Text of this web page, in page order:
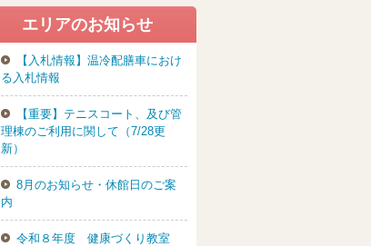
エリアのお知らせ
【入札情報】温冷配膳車におけ
る入札情報
【重要】テニスコート、及び管
理棟のご利用に関して（7/28更
新）
8月のお知らせ・休館日のご案
内
令和８年度 健康づくり教室